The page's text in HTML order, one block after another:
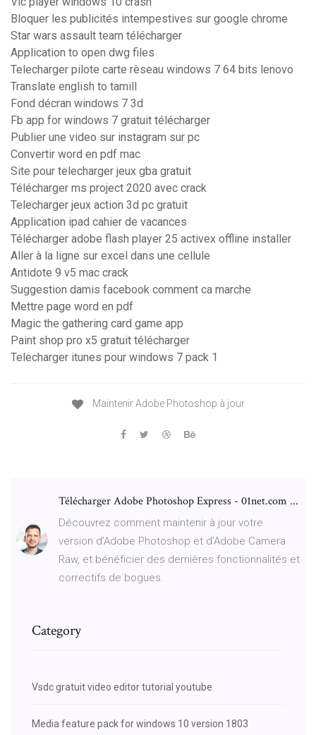
Bloquer les publicités intempestives sur google chrome
Star wars assault team télécharger
Application to open dwg files
Telecharger pilote carte rèseau windows 7 64 bits lenovo
Translate english to tamill
Fond décran windows 7 3d
Fb app for windows 7 gratuit télécharger
Publier une video sur instagram sur pc
Convertir word en pdf mac
Site pour telecharger jeux gba gratuit
Télécharger ms project 2020 avec crack
Telecharger jeux action 3d pc gratuit
Application ipad cahier de vacances
Télécharger adobe flash player 25 activex offline installer
Aller à la ligne sur excel dans une cellule
Antidote 9 v5 mac crack
Suggestion damis facebook comment ca marche
Mettre page word en pdf
Magic the gathering card game app
Paint shop pro x5 gratuit télécharger
Telecharger itunes pour windows 7 pack 1
Maintenir Adobe Photoshop à jour
Télécharger Adobe Photoshop Express - 01net.com ...
Découvrez comment maintenir à jour votre
version d’Adobe Photoshop et d’Adobe Camera
Raw, et bénéficier des dernières fonctionnalités et
correctifs de bogues.
Category
Vsdc gratuit video editor tutorial youtube
Media feature pack for windows 10 version 1803